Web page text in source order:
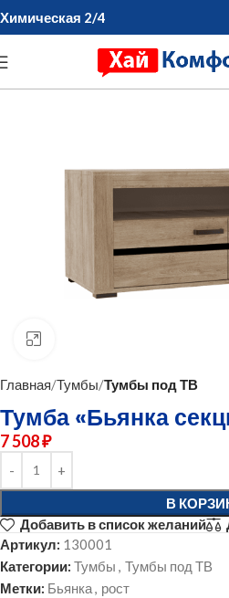
Химическая 2/4
Главная Тумбы Тумбы под ТВ
Тумба «Бьянка
7 508₽
В
Добавить в список желаний
Артикул: 130001
Категории: Тумбы , Тумбы под ТВ
Метки: Бьянка, рост